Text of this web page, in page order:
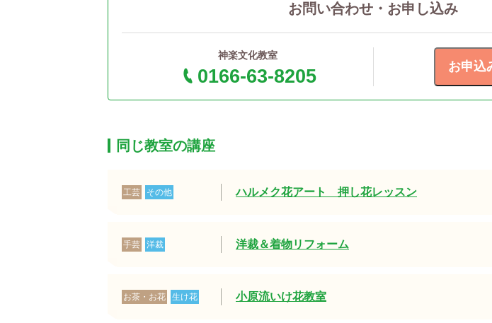
お問い合わせ・お申し込み
神楽文化教室
0166-63-8205
同じ教室の講座
工芸 その他 ハルメク花アート 押し花レッスン
手芸 洋裁 洋裁＆着物リフォーム
お茶・お花 生け花 小原流いけ花教室